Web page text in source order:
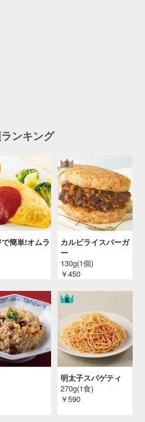
ンキング
で簡単!オムラ
カルビライスバーガ
ー
130g(1個)
￥450
明太子スパゲティ
270g(1食)
￥590